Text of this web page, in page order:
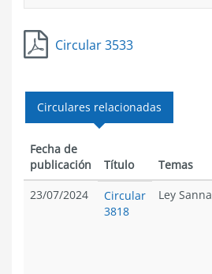
Circular 3533
Circulares relacionadas
Fecha de
publicación
Título Temas
23/07/2024
Circular
3818
Ley Sanna